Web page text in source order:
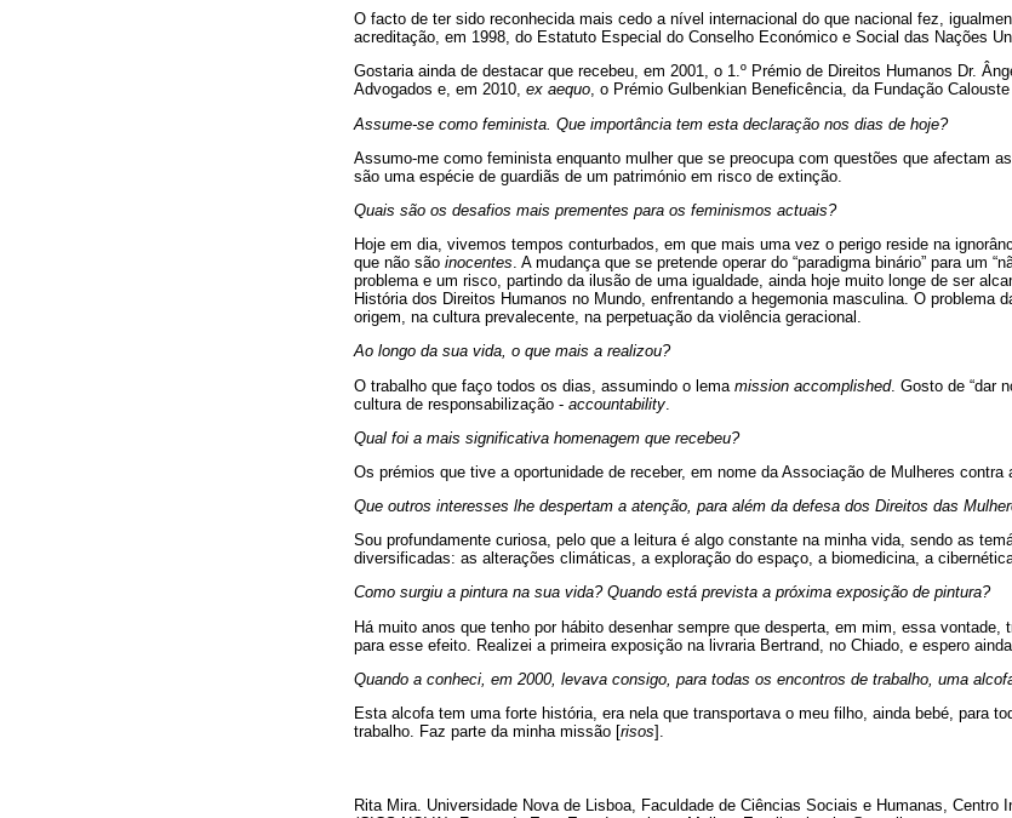
O facto de ter sido reconhecida mais cedo a nível internacional do que nacional fez,
acreditação, em 1998, do Estatuto Especial do Conselho Económico e Social das Nações
Gostaria ainda de destacar que recebeu, em 2001, o 1.º Prémio de Direitos Humanos Dr.
Advogados e, em 2010, ex aequo, o Prémio Gulbenkian Beneficência, da Fundação
Assume-se como feminista. Que importância tem esta declaração nos dias de hoje?
Assumo-me como feminista enquanto mulher que se preocupa com questões que afectam
são uma espécie de guardiãs de um património em risco de extinção.
Quais são os desafios mais prementes para os feminismos actuais?
Hoje em dia, vivemos tempos conturbados, em que mais uma vez o perigo reside na
que não são inocentes. A mudança que se pretende operar do “paradigma binário” para um
problema e um risco, partindo da ilusão de uma igualdade, ainda hoje muito longe de ser
História dos Direitos Humanos no Mundo, enfrentando a hegemonia masculina. O problema
origem, na cultura prevalecente, na perpetuação da violência geracional.
Ao longo da sua vida, o que mais a realizou?
O trabalho que faço todos os dias, assumindo o lema mission accomplished. Gosto de “dar
cultura de responsabilização - accountability
Qual foi a mais significativa homenagem que recebeu?
Os prémios que tive a oportunidade de receber, em nome da Associação de Mulheres contra
Que outros interesses lhe despertam a atenção, para além da defesa dos Direitos das
Sou profundamente curiosa, pelo que a leitura é algo constante na minha vida, sendo as
diversificadas: as alterações climáticas, a exploração do espaço, a biomedicina, a
Como surgiu a pintura na sua vida? Quando está prevista a próxima exposição de pintura?
Há muito anos que tenho por hábito desenhar sempre que desperta, em mim, essa vontade,
para esse efeito. Realizei a primeira exposição na livraria Bertrand, no Chiado, e espero
Quando a conheci, em 2000, levava consigo, para todas os encontros de trabalho, uma
Esta alcofa tem uma forte história, era nela que transportava o meu filho, ainda bebé, para
trabalho. Faz parte da minha missão [risos].
Rita Mira. Universidade Nova de Lisboa, Faculdade de Ciências Sociais e Humanas, Centro